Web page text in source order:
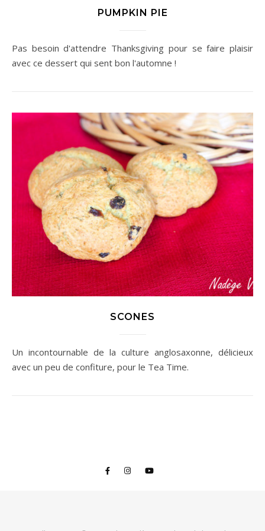
PUMPKIN PIE
Pas besoin d'attendre Thanksgiving pour se faire plaisir
avec ce dessert qui sent bon l'automne !
SCONES
Un incontournable de la culture anglosaxonne, délicieux
avec un peu de confiture, pour le Tea Time.